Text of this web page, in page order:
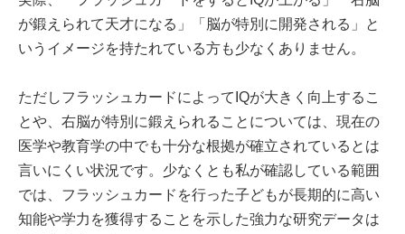
が鍛えられて天才になる」「脳が特別に開発される」と
いうイメージを持たれている方も少なくありません。
ただしフラッシュカードによってIQが大きく向上するこ
とや、右脳が特別に鍛えられることについては、現在の
医学や教育学の中でも十分な根拠が確立されているとは
言いにくい状況です。少なくとも私が確認している範囲
では、フラッシュカードを行った子どもが長期的に高い
知能や学力を獲得することを示した強力な研究データは